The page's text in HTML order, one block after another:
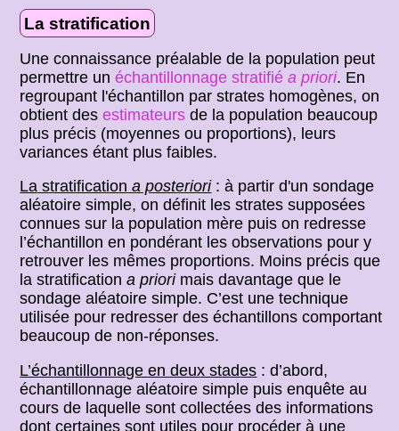
La stratification
Une connaissance préalable de la population peut
permettre unéchantillonnage stratifiéa priori. En
regroupant l'échantillon par strates homogènes, on
obtient desestimateurs de la population beaucoup
plus précis (moyennes ou proportions), leurs
variances étant plus faibles.
La stratificationa posteriori: à partir d'un sondage
aléatoire simple, on définit les strates supposées
connues sur la population mère puis on redresse
l’échantillon en pondérant les observations pour y
retrouver les mêmes proportions. Moins précis que
la stratificationa priorimais davantage que le
sondage aléatoire simple. C’est une technique
utilisée pour redresser des échantillons comportant
beaucoup de non-réponses.
L’échantillonnage en deux stades : d’abord,
échantillonnage aléatoire simple puis enquête au
cours de laquelle sont collectées des informations
dont certaines sont utiles pour procéder à une